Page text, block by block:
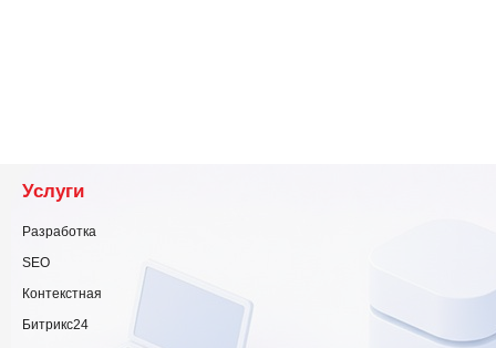
Услуги
Разработка
SEO
Контекстная
Битрикс24